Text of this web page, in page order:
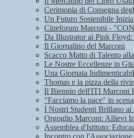
Cerimonia di Consegna
Un Futuro Sostenibile
Cineforum Marconi -
Da Illustrator ai Pink
Il Giornalino del Marconi
Scacco Matto di Talento
Le Nostre Eccellenze in
Una Giornata
Thomas e la pizza della
Il Biennio dell'ITI Marconi
"Facciamo la pace" in
I Nostri Studenti Brillano
Orgoglio Marconi: Allievi
Assemblea d'Istituto: